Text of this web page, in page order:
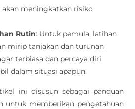
akan meningkatkan risiko
Rutin: Untuk pemula, latihan
mirip tanjakan dan turunan
terbiasa dan percaya diri
dalam situasi apapun.
ini disusun sebagai panduan
untuk memberikan pengetahuan